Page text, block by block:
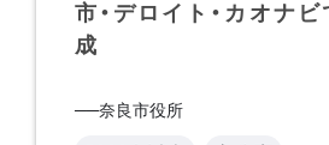
市・デロイト・カオナ
成
奈良市役所